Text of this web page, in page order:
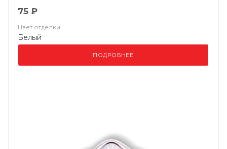
75 ₽
Цвет отделки
Белый
ПОДРОБНЕЕ